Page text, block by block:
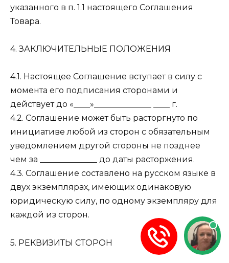
указанного в п. 1.1 настоящего Соглашения
Товара.
4. ЗАКЛЮЧИТЕЛЬНЫЕ ПОЛОЖЕНИЯ
4.1. Настоящее Соглашение вступает в силу с
момента его подписания сторонами и
действует до «____»______________ ____ г.
4.2. Соглашение может быть расторгнуто по
инициативе любой из сторон с обязательным
уведомлением другой стороны не позднее
чем за ______________ до даты расторжения.
4.3. Соглашение составлено на русском языке в
двух экземплярах, имеющих одинаковую
юридическую силу, по одному экземпляру для
каждой из сторон.
5. РЕКВИЗИТЫ СТОРОН